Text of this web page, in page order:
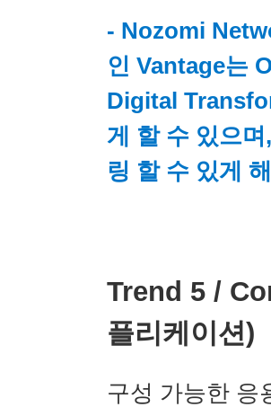
- Nozomi
인 Vantage는
Digital
게 할 수 있으
링 할 수 있게
Trend 5 /
플리케이션)
구성 가능한 응